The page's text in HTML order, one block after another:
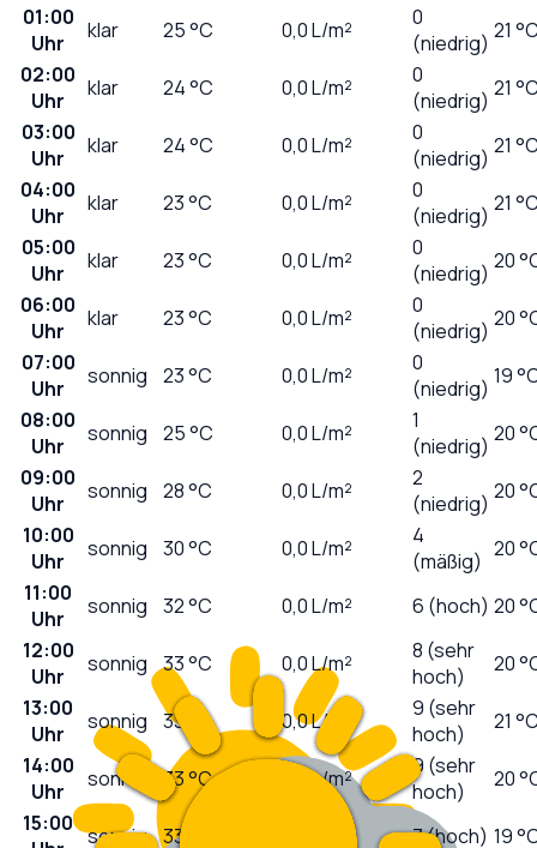
01:00
Uhr
klar 25°C 0,0L/m²
0
(niedrig) 21
02:00
Uhr
klar 24°C 0,0L/m²
0
(niedrig) 21
03:00
Uhr
klar 24°C 0,0L/m²
0
(niedrig) 21
04:00
Uhr
klar 23°C 0,0L/m²
0
(niedrig) 21
05:00
Uhr
klar 23°C 0,0L/m²
0
(niedrig) 20
06:00
Uhr
klar 23°C 0,0L/m²
0
(niedrig) 20
07:00
Uhr
sonnig 23°C 0,0L/m²
0
(niedrig) 19
08:00
Uhr
sonnig 25°C 0,0L/m²
1
(niedrig) 20
09:00
Uhr
sonnig 28°C 0,0L/m²
2
(niedrig) 20
10:00
Uhr
sonnig 30°C 0,0L/m²
4
(mäßig) 20
11:00
Uhr
sonnig 32°C 0,0L/m² 6 (hoch) 20
12:00
Uhr
sonnig 33°C 0,0L/m²
8 (sehr
hoch)
20
13:00
Uhr
sonnig 33 °C 0,0L/m²
9 (sehr
hoch)
21
14:00
Uhr
sonnig 33°C L/m²
9 (sehr
hoch)
20
15:00 sonnig 33 7 (hoch) 19